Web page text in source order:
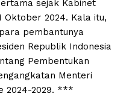
sejak Kabinet
Oktober 2024. Kala itu,
pembantunya
Republik Indonesia
Pembentukan
Menteri
2024-2029. ***